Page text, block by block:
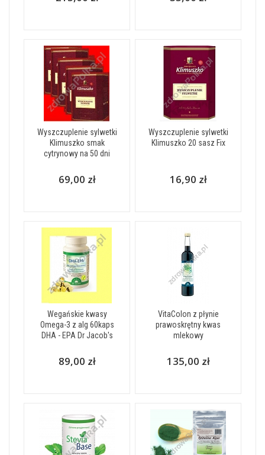
Wyszczuplenie sylwetki
Klimuszko smak
cytrynowy na 50 dni
69,00 zł
Wyszczuplenie sylwetki
Klimuszko 20 sasz Fix
16,90 zł
Wegańskie kwasy
Omega-3 z alg 60kaps
DHA - EPA Dr Jacob's
89,00 zł
VitaColon z płynie
prawoskrętny kwas
mlekowy
135,00 zł